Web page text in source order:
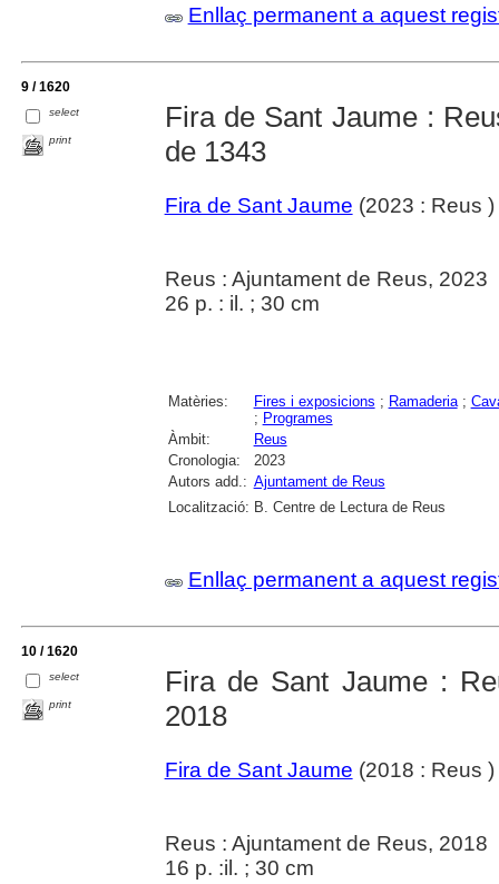
Enllaç permanent a aquest
9 / 1620
select
print
Fira de Sant Jaume :
de 1343
Fira de Sant Jaume (2023 : Reus )
Reus : Ajuntament de Reus, 2023
26 p. : il. ; 30 cm
Matèries: Fires i exposicions ; Ramaderia;
; Programes
Àmbit:
Reus
Cronologia:
2023
Autors add.: Ajuntament de Reus
Localització: B. Centre de Lectura de Reus
Enllaç permanent a aquest
10 / 1620
select
print
Fira de Sant Jaume :
2018
Fira de Sant Jaume (2018 : Reus )
Reus : Ajuntament de Reus, 2018
16 p. :il. ; 30 cm